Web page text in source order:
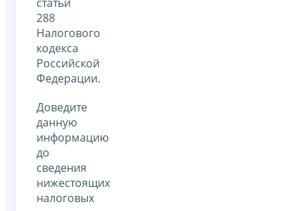
288
Налогового
кодекса
Российской
Федерации.
Доведите
данную
информацию
до
сведения
нижестоящих
налоговых